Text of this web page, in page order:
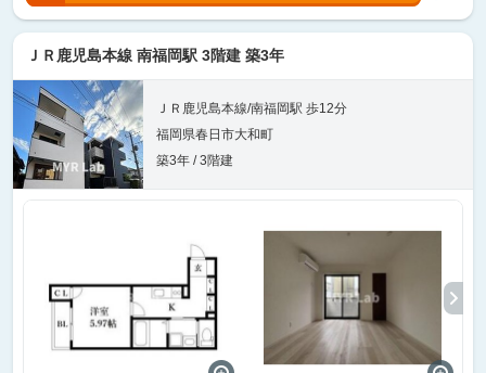
ＪＲ鹿児島本線 南福岡駅 3階建 築3年
ＪＲ鹿児島本線/南福岡駅 歩12分
福岡県春日市大和町
築3年 / 3階建